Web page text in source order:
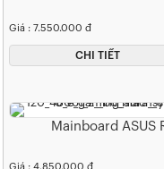
Giá : 7.550.000 đ
CHI TIẾT
Mainboard ASUS